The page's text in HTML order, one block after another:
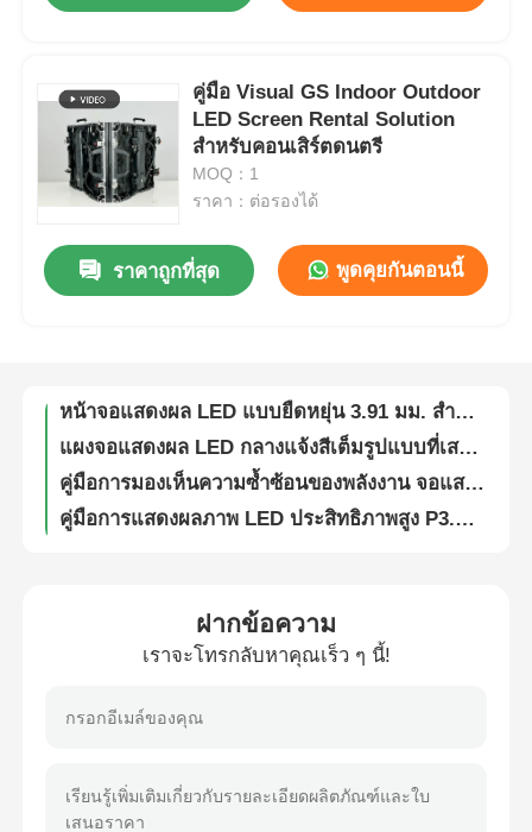
บ้าน
วิดีโอ
เกี่ยวกับเรา
ทัวร์โรงงาน
กรณี
คู่มือ Visual GS Indoor Outdoor
LED Screen Rental Solution
สําหรับคอนเสิร์ตดนตรี
MOQ：1
ราคา：ต่อรองได้
ราคาถูกที่สุด พูดคุยกันตอนนี้
บอร์ดแสดงผลดิจิตอล LED สีเต็มรูปแบบสำรอง ความสว่างสูง P2.9 7680Hz
ฝากข้อความ
เราจะโทรกลับหาคุณเร็ว ๆ นี้!